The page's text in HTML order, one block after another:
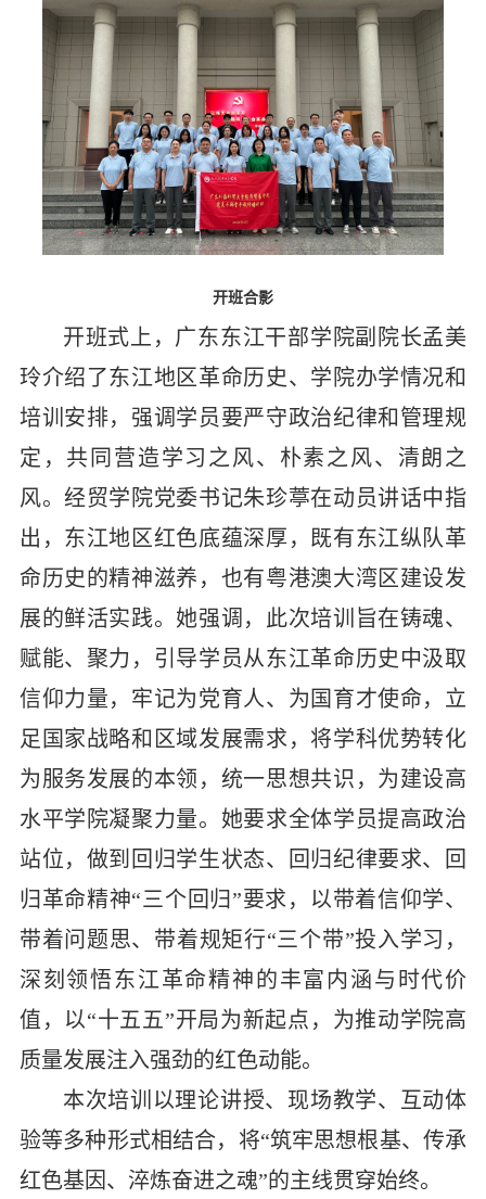
开班合影
开班式上，广东东江干部学院副院长孟美
玲介绍了东江地区革命历史、学院办学情况和
培训安排，强调学员要严守政治纪律和管理规
定，共同营造学习之风、朴素之风、清朗之
风。经贸学院党委书记朱珍葶在动员讲话中指
出，东江地区红色底蕴深厚，既有东江纵队革
命历史的精神滋养，也有粤港澳大湾区建设发
展的鲜活实践。她强调，此次培训旨在铸魂、
赋能、聚力，引导学员从东江革命历史中汲取
信仰力量，牢记为党育人、为国育才使命，立
足国家战略和区域发展需求，将学科优势转化
为服务发展的本领，统一思想共识，为建设高
水平学院凝聚力量。她要求全体学员提高政治
站位， 做到回归学生状态、回归纪律要求、回
归革命精神“三个回归”要求，以带着信仰学、
带着问题思、带着规矩行“三个带”投入学习 ，
深刻领悟东江革命精神的丰富内涵与时代价
值，以“十五五”开局为新起点，为推动学院高
质量发展注入强劲的红色动能。
本次培训以理论讲授、现场教学、互动体
验等多种形式相结合，将“筑牢思想根基、传承
红色基因、 淬炼奋进之魂”的主线贯穿始终。